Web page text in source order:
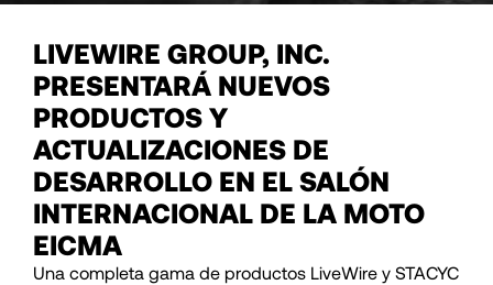
LIVEWIRE GROUP, INC.
PRESENTARÁ NUEVOS
PRODUCTOS Y
ACTUALIZACIONES DE
DESARROLLO EN EL SALÓN
INTERNACIONAL DE LA MOTO
EICMA
Una completa gama de productos LiveWire y STACYC